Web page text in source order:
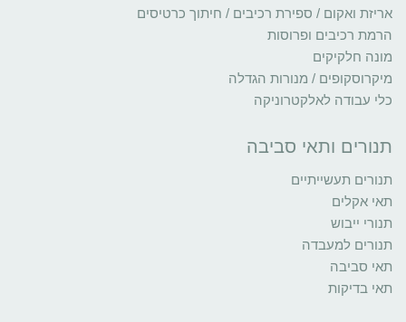
אריזת ואקום / ספירת רכיבים / חיתוך כרטיסים
הרמת רכיבים ופרוסות
מונה חלקיקים
מיקרוסקופים / מנורות הגדלה
כלי עבודה לאלקטרוניקה
תנורים ותאי סביבה
תנורים תעשייתיים
תאי אקלים
תנורי ייבוש
תנורים למעבדה
תאי סביבה
תאי בדיקות